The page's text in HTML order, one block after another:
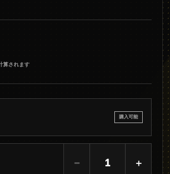
算されます
購入可能
− ＋